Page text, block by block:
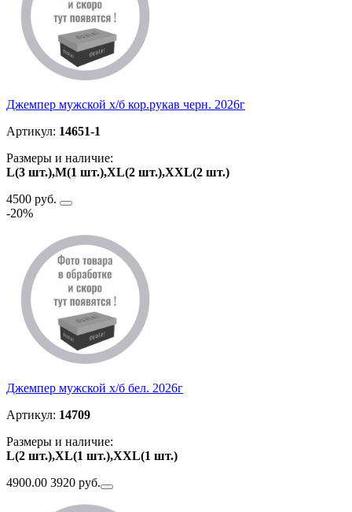
Джемпер мужской х/б кор.рукав черн. 2026г
Артикул: 14651-1
Размеры и наличие:
L(3 шт.),M(1 шт.),XL(2 шт.),ХXL(2 шт.)
4500 руб.
-20%
Джемпер мужской х/б бел. 2026г
Артикул: 14709
Размеры и наличие:
L(2 шт.),XL(1 шт.),ХXL(1 шт.)
4900.00 3920 руб.